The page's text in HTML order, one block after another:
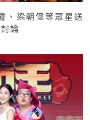
、梁朝偉等眾星送
論